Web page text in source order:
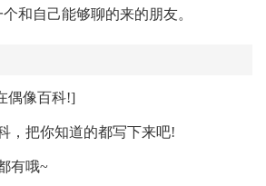
和自己能够聊的来的朋友。
偶像百科!]
，把你知道的都写下来吧!
有哦~